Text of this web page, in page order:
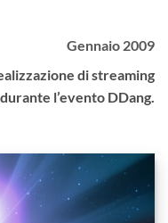
Gennaio 2009
di streaming
l’evento DDang.